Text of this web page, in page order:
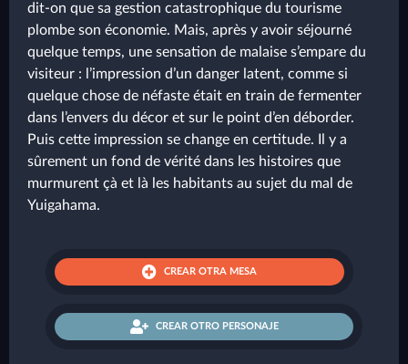
dit-on que sa gestion catastrophique du tourisme
plombe son économie. Mais, après y avoir séjourné
quelque temps, une sensation de malaise s’empare du
visiteur : l’impression d’un danger latent, comme si
quelque chose de néfaste était en train de fermenter
dans l’envers du décor et sur le point d’en déborder.
Puis cette impression se change en certitude. Il y a
sûrement un fond de vérité dans les histoires que
murmurent çà et là les habitants au sujet du mal de
Yuigahama.
CREAR OTRA MESA
CREAR OTRO PERSONAJE